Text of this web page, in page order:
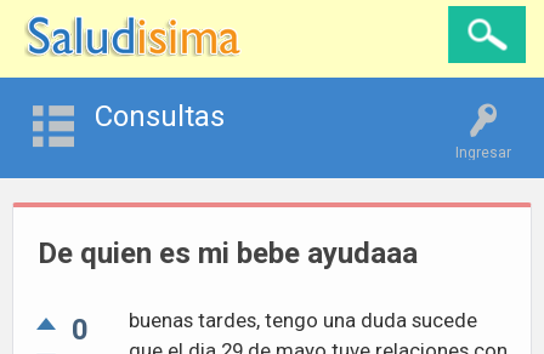
Ingresar
Consultas
De quien es mi bebe ayudaaa
0
buenas tardes, tengo una duda sucede